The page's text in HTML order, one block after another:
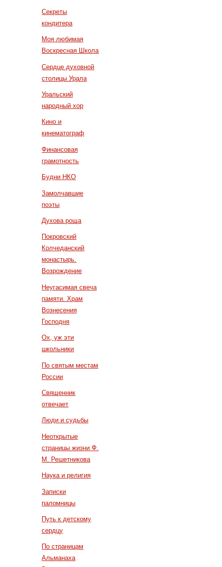
Секреты
кондитера
Моя любимая
Воскресная Школа
Сердце духовной
столицы Урала
Уральский
народный хор
Кино и
кинематограф
Финансовая
грамотность
Будни НКО
Замолчавшие
поэты
Духова роща
Покровский
Колчеданский
монастырь.
Возрождение
Неугасимая свеча
памяти. Храм
Вознесения
Господня
Ох, уж эти
школьники
По святым местам
России
Священник
отвечает
Люди и судьбы
Неоткрытые
страницы жизни Ф.
М. Решетникова
Наука и религия
Записки
паломницы
Путь к детскому
сердцу
По страницам
Альманаха